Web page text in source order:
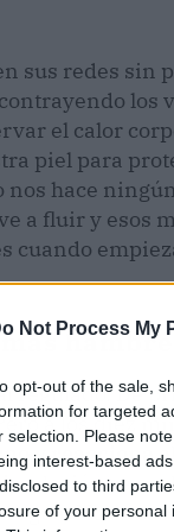
Not Process My
opt-out of the sale,
for targeted
selection. Please
interest-based
to third
of your personal
sus redes sin
los
el calor
piel para
hace
a fluir y esos
regulado. De
a los diez
y reacciona
se
No es